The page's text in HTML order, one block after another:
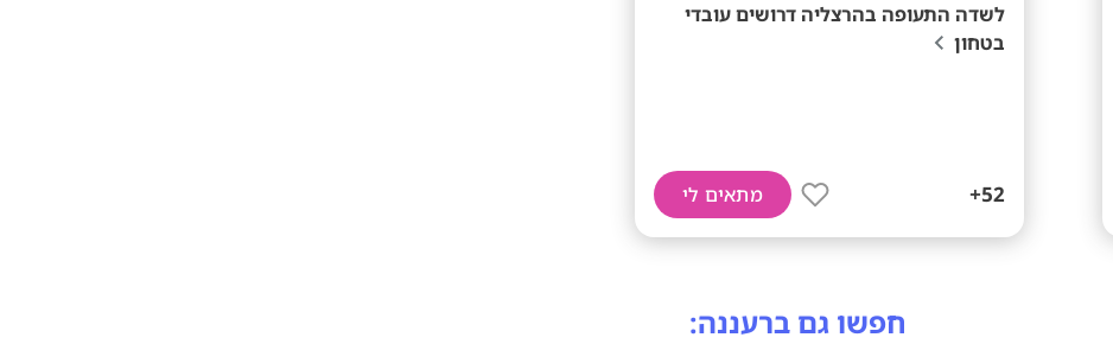
לשדה התעופה בהרצליה דרושים עובדי
בטחון
52+ מתאים לי
חפשו גם ברעננה: